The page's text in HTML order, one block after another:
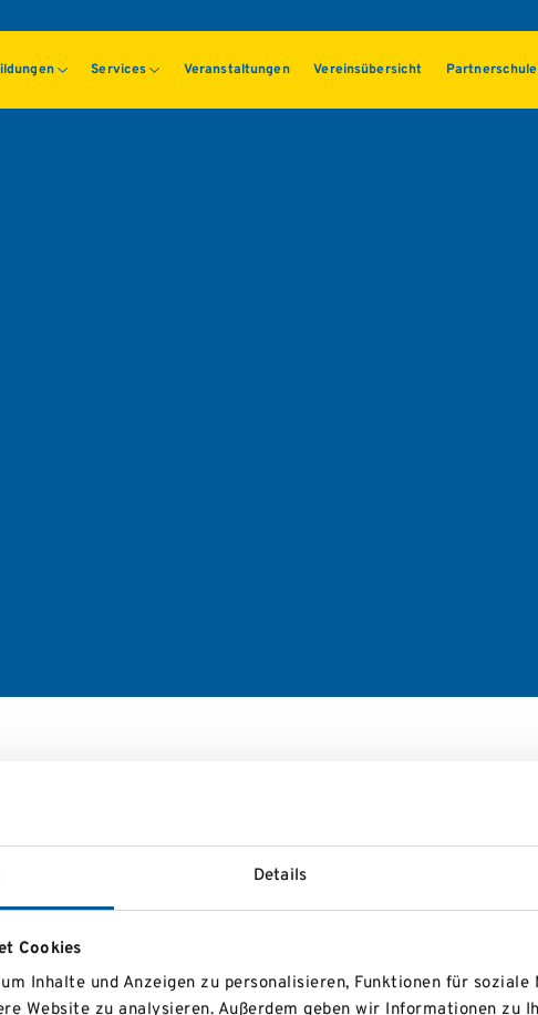
Details
Cookies
Inhalte und Anzeigen zu personalisieren, Funktionen für soziale
Website zu analysieren. Außerdem geben wir Informationen zu
Services Veranstaltungen Vereinsübersicht
SCHÜLERMEISTERSCHAFTEN Turrachbahn